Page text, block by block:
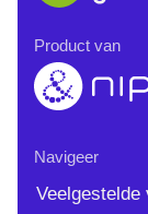
Product van
Navigeer
Veelgestelde